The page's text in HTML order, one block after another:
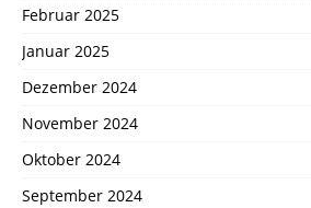
Februar 2025
Januar 2025
Dezember 2024
November 2024
Oktober 2024
September 2024